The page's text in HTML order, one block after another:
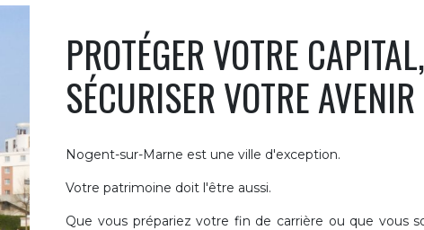
PROTÉGER VOTRE CAPITAL,
SÉCURISER VOTRE AVENIR
Nogent-sur-Marne est une ville d'exception.
Votre patrimoine doit l'être aussi.
Que vous prépariez votre fin de carrière ou que vous